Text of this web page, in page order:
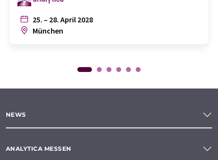
25. – 28. April 2028
München
NEWS
ANALYTICA MESSEN